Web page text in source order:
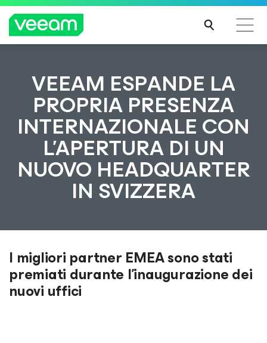
Linee guida di Veeam per i clienti interessati
dall'aggiornamento dei contenuti di CrowdStrike
SAPE
RNE
PIÙ
VEEAM ESPANDE LA
PROPRIA PRESENZA
INTERNAZIONALE CON
L’APERTURA DI UN
NUOVO HEADQUARTER
IN SVIZZERA
I migliori partner EMEA sono stati
premiati durante l'inaugurazione dei
nuovi uffici